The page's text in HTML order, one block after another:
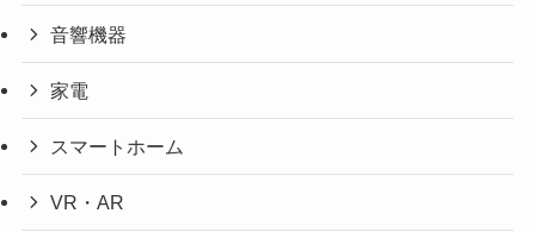
音響機器
家電
スマートホーム
VR・AR